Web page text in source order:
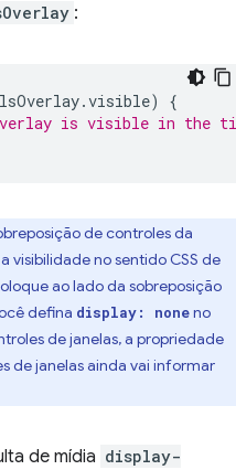
:
.visible)
{
is visible in the
de controles da
visibilidade no sentido CSS de
ao lado da sobreposição
defina display: noneno
de janelas, a propriedade
de janelas ainda vai informar
de mídia display-